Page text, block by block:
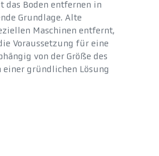
das Boden entfernen in
Grundlage. Alte
Maschinen entfernt,
Voraussetzung für eine
von der Größe des
einer gründlichen Lösung